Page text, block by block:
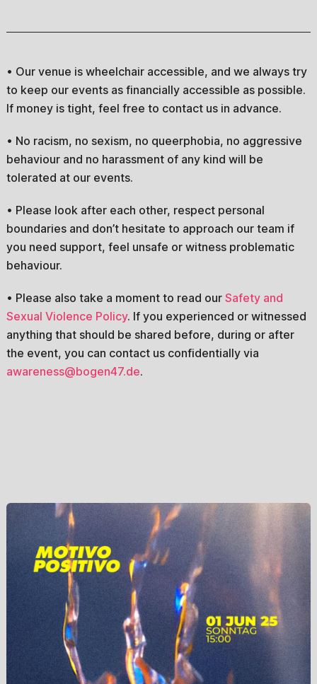
• Our venue is wheelchair accessible, and we always try
to keep our events as financially accessible as possible.
If money is tight, feel free to contact us in advance.
• No racism, no sexism, no queerphobia, no aggressive
behaviour and no harassment of any kind will be
tolerated at our events.
• Please look after each other, respect personal
boundaries and don’t hesitate to approach our team if
you need support, feel unsafe or witness problematic
behaviour.
• Please also take a moment to read our Safety and
Sexual Violence Policy. If you experienced or witnessed
anything that should be shared before, during or after
the event, you can contact us confidentially via
awareness@bogen47.de.